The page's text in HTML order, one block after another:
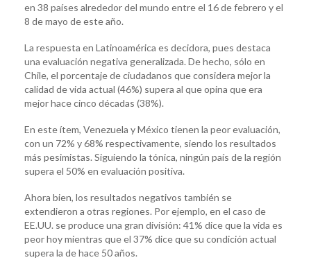
en 38 países alrededor del mundo entre el 16 de febrero y el
8 de mayo de este año.
La respuesta en Latinoamérica es decidora, pues destaca
una evaluación negativa generalizada. De hecho, sólo en
Chile, el porcentaje de ciudadanos que considera mejor la
calidad de vida actual (46%) supera al que opina que era
mejor hace cinco décadas (38%).
En este ítem, Venezuela y México tienen la peor evaluación,
con un 72% y 68% respectivamente, siendo los resultados
más pesimistas. Siguiendo la tónica, ningún país de la región
supera el 50% en evaluación positiva.
Ahora bien, los resultados negativos también se
extendieron a otras regiones. Por ejemplo, en el caso de
EE.UU. se produce una gran división: 41% dice que la vida es
peor hoy mientras que el 37% dice que su condición actual
supera la de hace 50 años.